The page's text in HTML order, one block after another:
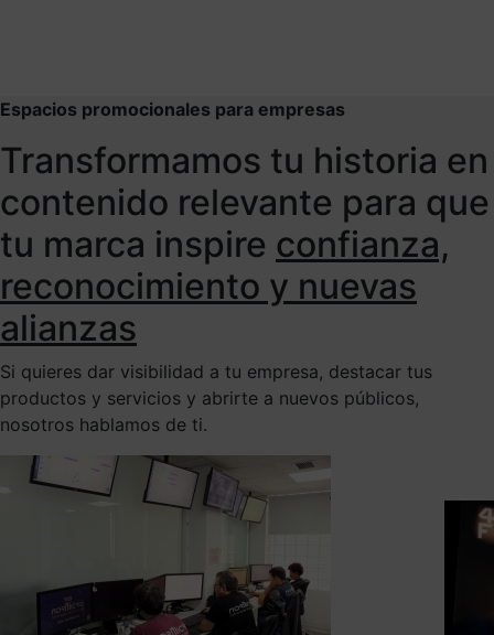
Espacios promocionales para empresas
Transformamos tu historia en
contenido relevante para que
tu marca inspire confianza,
reconocimiento y nuevas
alianzas
Si quieres dar visibilidad a tu empresa, destacar tus
productos y servicios y abrirte a nuevos públicos,
nosotros hablamos de ti.